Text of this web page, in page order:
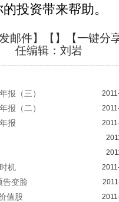
投资带来帮助。
邮件】【 】
【一键分
任编辑：刘岩
报（三）
报（二）
报
机
告变脸
值股